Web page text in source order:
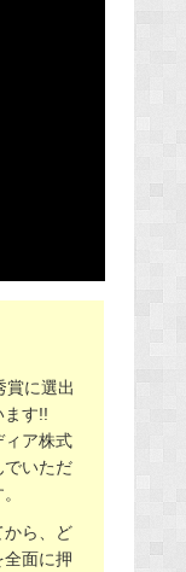
賞に選出
ます!!
ィア株式
でいただ
から、ど
全面に押